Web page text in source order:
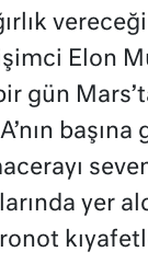
Elon
gün
yer